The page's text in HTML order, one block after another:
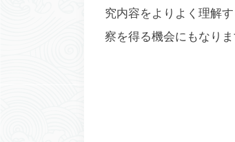
究内容をよりよく理解
察を得る機会にもなり